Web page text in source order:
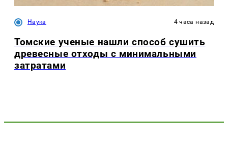
Наука 4 часа назад
Томские ученые нашли способ сушить
древесные отходы с минимальными
затратами